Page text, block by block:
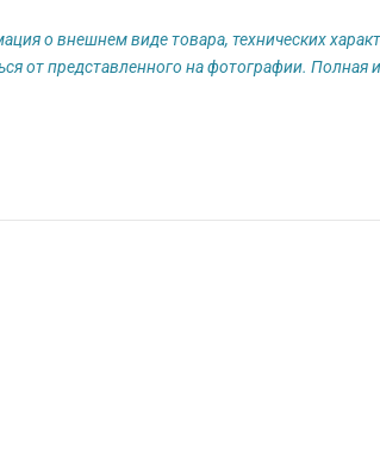
о внешнем виде товара, технических
от представленного на фотографии. Полная